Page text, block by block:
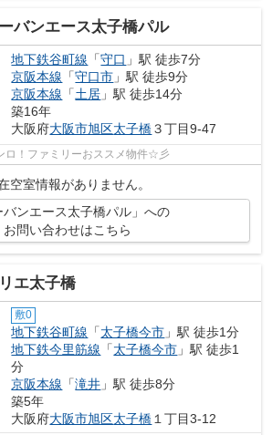
バンエース太子橋パル
地下鉄谷町線 「守口 」駅 徒歩7分
京阪本線 「守口市 」駅 徒歩9分
京阪本線 「土居 」駅 徒歩14分
築16年
大阪府大阪市旭区太子橋３丁目9-47
ロ！ファミリーおススメ物件☆彡
空室情報がありません。
バンエース太子橋パル」への
お問い合わせはこちら
エ太子橋
敷0
地下鉄谷町線 「太子橋今市 」駅 徒歩1分
地下鉄今里筋線 「太子橋今市 」駅 徒歩1
分
京阪本線 「滝井 」駅 徒歩8分
築5年
大阪府大阪市旭区太子橋 １丁目3-12